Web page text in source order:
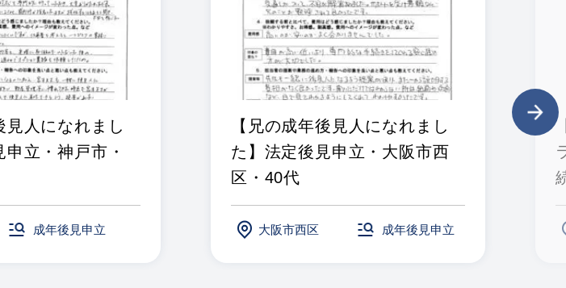
見人になれまし
立・神戸市・
成年後見申立
【兄の成年後見人になれまし
た】法定後見申立・大阪市西
区・40代
大阪市西区 成年後見申立